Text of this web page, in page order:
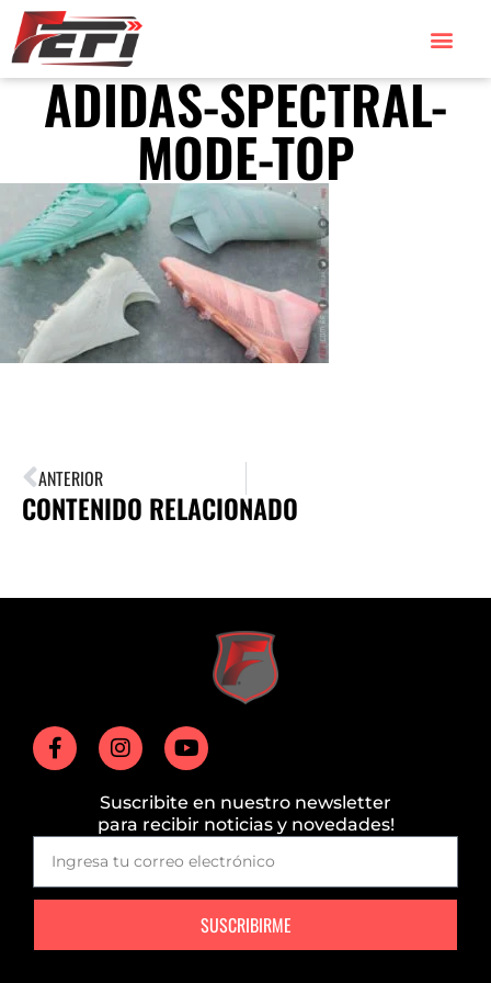
ADIDAS-SPECTRAL-
MODE-TOP
ANTERIOR
CONTENIDO RELACIONADO
Suscribite en nuestro newsletter
para recibir noticias y novedades!
SUSCRIBIRME